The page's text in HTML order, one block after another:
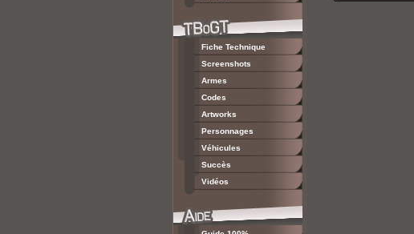
Fiche Technique
Screenshots
Armes
Codes
Artworks
Personnages
Véhicules
Succès
Vidéos